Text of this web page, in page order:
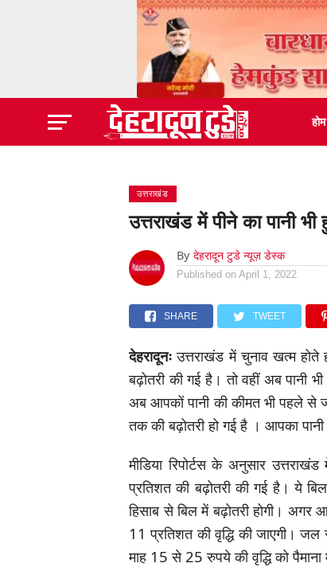
होम
उत्तराखंड
उत्तराखंड में पीने का पानी
By देहरादून टुडे न्यूज़ डेस्क
Published on April 1, 2022
SHARE TWEET
देहरादूनः उत्तराखंड में चुनाव खत्म होते
बढ़ोतरी की गई है। तो वहीं अब पानी
अब आपकों पानी की कीमत भी पहले से
तक की बढ़ोतरी हो गई है । आपका
मीडिया रिपोर्टस के अनुसार
प्रतिशत की बढ़ोतरी की गई है। ये
हिसाब से बिल में बढ़ोतरी होगी।
11 प्रतिशत की वृद्धि की जाएगी।
माह 15 से 25 रुपये की वृद्धि को